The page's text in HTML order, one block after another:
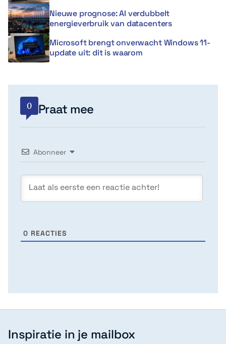
Nieuwe prognose: AI verdubbelt
energieverbruik van datacenters
Microsoft brengt onverwacht Windows 11-
update uit: dit is waarom
0 Praat mee
Abonneer
0 REACTIES
Inspiratie in je mailbox